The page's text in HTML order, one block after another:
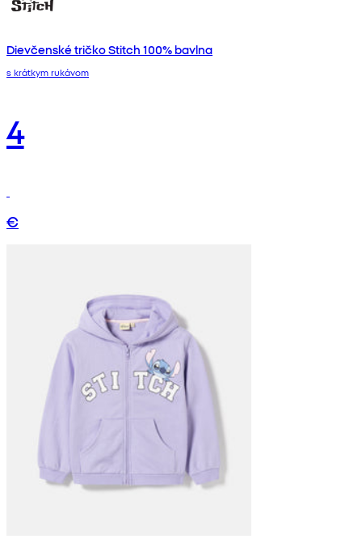
Dievčenské tričko Stitch 100% bavlna
s krátkym rukávom
4
€